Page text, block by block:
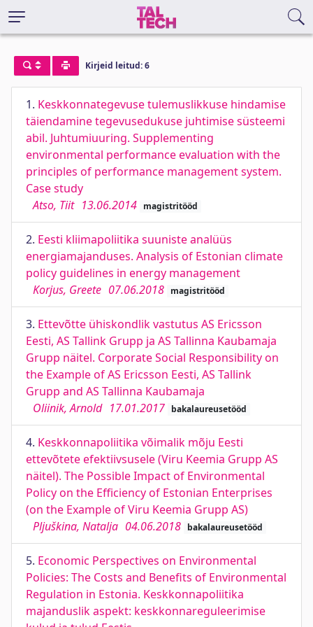
Kirjeid leitud: 6
1. Keskkonnategevuse tulemuslikkuse hindamise
täiendamine tegevusedukuse juhtimise süsteemi
abil. Juhtumiuuring. Supplementing
environmental performance evaluation with the
principles of performance management system.
Case study
Atso, Tiit 13.06.2014 magistritööd
2. Eesti kliimapoliitika suuniste analüüs
energiamajanduses. Analysis of Estonian climate
policy guidelines in energy management
Korjus, Greete 07.06.2018 magistritööd
3. Ettevõtte ühiskondlik vastutus AS Ericsson
Eesti, AS Tallink Grupp ja AS Tallinna Kaubamaja
Grupp näitel. Corporate Social Responsibility on
the Example of AS Ericsson Eesti, AS Tallink
Grupp and AS Tallinna Kaubamaja
Oliinik, Arnold 17.01.2017 bakalaureusetööd
4. Keskkonnapoliitika võimalik mõju Eesti
ettevõtete efektiivsusele (Viru Keemia Grupp AS
näitel). The Possible Impact of Environmental
Policy on the Efficiency of Estonian Enterprises
(on the Example of Viru Keemia Grupp AS)
Pljuškina, Natalja 04.06.2018 bakalaureusetööd
5. Economic Perspectives on Environmental
Policies: The Costs and Benefits of Environmental
Regulation in Estonia. Keskkonnapoliitika
majanduslik aspekt: keskkonnareguleerimise